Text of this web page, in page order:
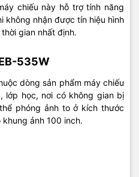
chiếu này hỗ trợ tính năng
không nhận được tín hiệu hình
gian nhất định.
535W
dòng sản phẩm máy chiếu
lớp học, nơi có không gian bị
phóng ảnh to ở kích thước
ảnh 100 inch.